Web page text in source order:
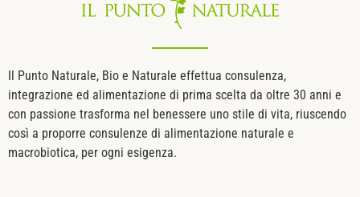
Il Punto Naturale, Bio e Naturale effettua consulenza,
integrazione ed alimentazione di prima scelta da oltre 30 anni e
con passione trasforma nel benessere uno stile di vita, riuscendo
così a proporre consulenze di alimentazione naturale e
macrobiotica, per ogni esigenza.